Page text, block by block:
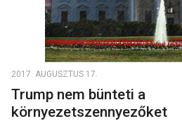
2017. AUGUSZTUS 17.
Trump nem bünteti a
környezetszennyezőket